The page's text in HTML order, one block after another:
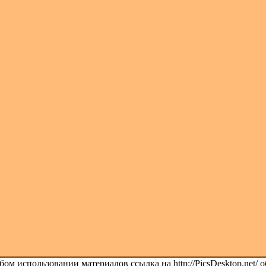
использовании материалов ссылка на http://PicsDesktop.net/